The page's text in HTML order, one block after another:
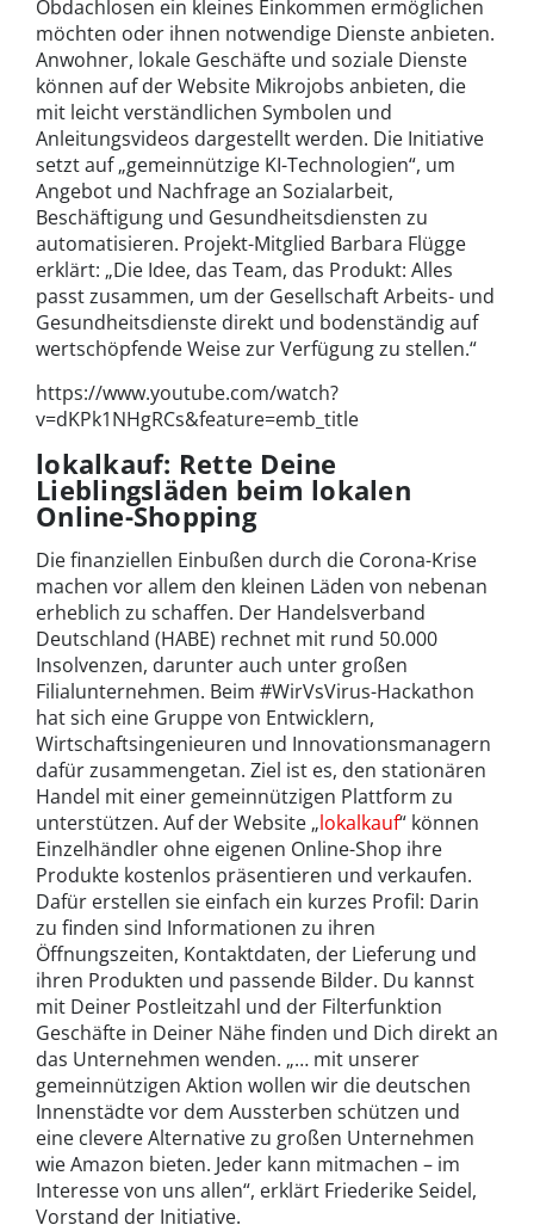
Obdachlosen ein kleines Einkommen ermöglichen
möchten oder ihnen notwendige Dienste anbieten.
Anwohner, lokale Geschäfte und soziale Dienste
können auf der Website Mikrojobs anbieten, die
mit leicht verständlichen Symbolen und
Anleitungsvideos dargestellt werden. Die Initiative
setzt auf „gemeinnützige KI-Technologien“, um
Angebot und Nachfrage an Sozialarbeit,
Beschäftigung und Gesundheitsdiensten zu
automatisieren. Projekt-Mitglied Barbara Flügge
erklärt: „Die Idee, das Team, das Produkt: Alles
passt zusammen, um der Gesellschaft Arbeits- und
Gesundheitsdienste direkt und bodenständig auf
wertschöpfende Weise zur Verfügung zu stellen.“
https://www.youtube.com/watch?
v=dKPk1NHgRCs&feature=emb_title
lokalkauf: Rette Deine
Lieblingsläden beim lokalen
Online-Shopping
Die finanziellen Einbußen durch die Corona-Krise
machen vor allem den kleinen Läden von nebenan
erheblich zu schaffen. Der Handelsverband
Deutschland (HABE) rechnet mit rund 50.000
Insolvenzen, darunter auch unter großen
Filialunternehmen. Beim #WirVsVirus-Hackathon
hat sich eine Gruppe von Entwicklern,
Wirtschaftsingenieuren und Innovationsmanagern
dafür zusammengetan. Ziel ist es, den stationären
Handel mit einer gemeinnützigen Plattform zu
unterstützen. Auf der Website „lokalkauf“ können
Einzelhändler ohne eigenen Online-Shop ihre
Produkte kostenlos präsentieren und verkaufen.
Dafür erstellen sie einfach ein kurzes Profil: Darin
zu finden sind Informationen zu ihren
Öffnungszeiten, Kontaktdaten, der Lieferung und
ihren Produkten und passende Bilder. Du kannst
mit Deiner Postleitzahl und der Filterfunktion
Geschäfte in Deiner Nähe finden und Dich direkt an
das Unternehmen wenden. „… mit unserer
gemeinnützigen Aktion wollen wir die deutschen
Innenstädte vor dem Aussterben schützen und
eine clevere Alternative zu großen Unternehmen
wie Amazon bieten. Jeder kann mitmachen – im
Interesse von uns allen“, erklärt Friederike Seidel,
Vorstand der Initiative.